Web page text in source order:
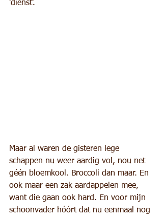
‘dienst’.
Maar al waren de gisteren lege
schappen nu weer aardig vol, nou net
géén bloemkool. Broccoli dan maar. En
ook maar een zak aardappelen mee,
want die gaan ook hard. En voor mijn
schoonvader hóórt dat nu eenmaal nog